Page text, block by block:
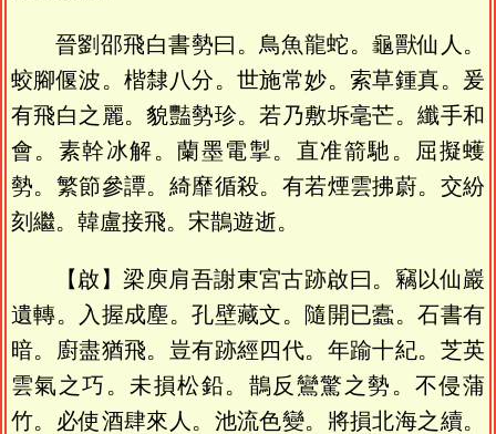
晉劉邵飛白書勢曰。鳥魚龍蛇。龜獸仙人。
蛟腳偃波。楷隸八分。世施常妙。索草鍾真。爰
有飛白之麗。貌豔勢珍。若乃敷坼毫芒。纖手和
會。素幹冰解。蘭墨電掣。直准箭馳。屈擬蠖
勢。繁節參譚。綺靡循殺。有若煙雲拂蔚。交紛
刻繼。韓盧接飛。宋鵲遊逝。
【啟】梁庾肩吾謝東宮古跡啟曰。竊以仙巖
遺轉。入握成塵。孔壁藏文。隨開已蠹。石書有
暗。廚盡猶飛。豈有跡經四代。年踰十紀。芝英
雲氣之巧。未損松鉛。鵲反鸞驚之勢。不侵蒲
竹。必使酒肆來人。池流色變。將損北海之續。